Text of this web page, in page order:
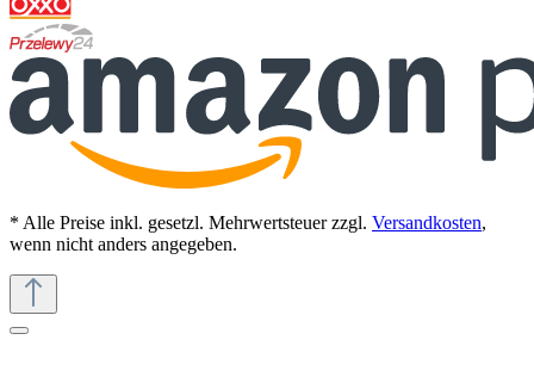
* Alle Preise inkl. gesetzl. Mehrwertsteuer zzgl. Versandkosten,
wenn nicht anders angegeben.